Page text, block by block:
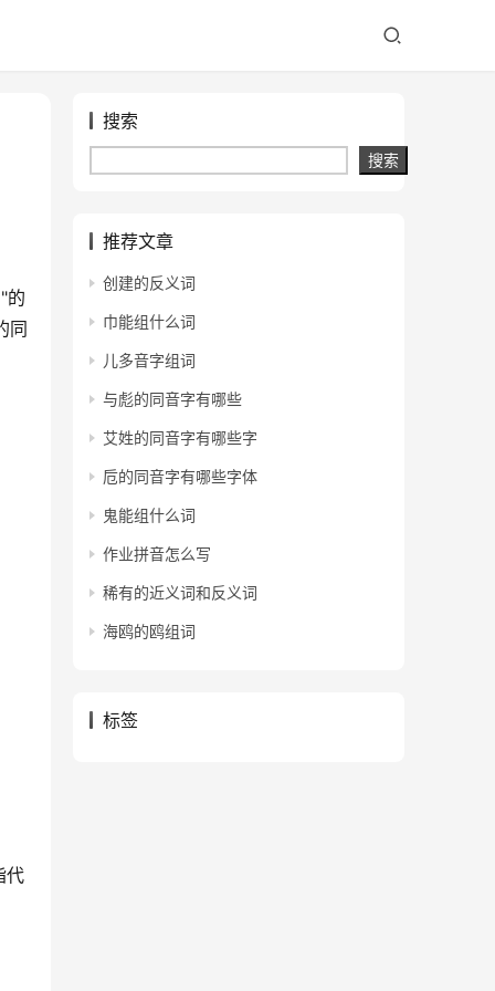
的
同
代
搜索
搜索
推荐文章
创建的反义词
巾能组什么词
儿多音字组词
与彪的同音字有哪些
艾姓的同音字有哪些字
卮的同音字有哪些字体
鬼能组什么词
作业拼音怎么写
稀有的近义词和反义词
海鸥的鸥组词
标签